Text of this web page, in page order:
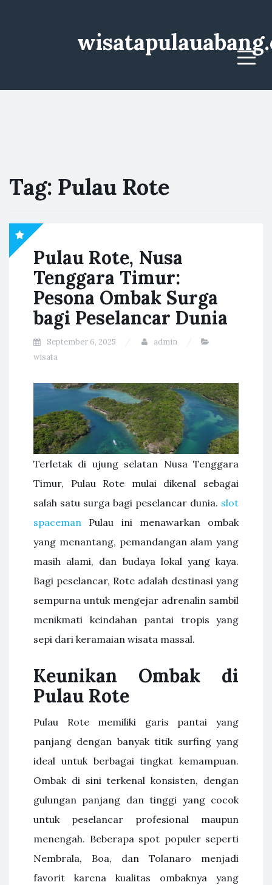
Menu
Tag: Pulau Rote
Pulau Rote, Nusa
Tenggara Timur:
Pesona Ombak Surga
bagi Peselancar Dunia
September 6, 2025
admin
wisata
Terletak di ujung selatan Nusa Tenggara
Timur, Pulau Rote mulai dikenal sebagai
salah satu surga bagi peselancar dunia. slot
spaceman Pulau ini menawarkan ombak
yang menantang, pemandangan alam yang
masih alami, dan budaya lokal yang kaya.
Bagi peselancar, Rote adalah destinasi yang
sempurna untuk mengejar adrenalin sambil
menikmati keindahan pantai tropis yang
sepi dari keramaian wisata massal.
Keunikan Ombak di
Pulau Rote
Pulau Rote memiliki garis pantai yang
panjang dengan banyak titik surfing yang
ideal untuk berbagai tingkat kemampuan.
Ombak di sini terkenal konsisten, dengan
gulungan panjang dan tinggi yang cocok
untuk peselancar profesional maupun
menengah. Beberapa spot populer seperti
Nembrala, Boa, dan Tolanaro menjadi
favorit karena kualitas ombaknya yang